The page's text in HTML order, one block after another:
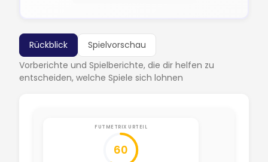
Rückblick
Spielvorschau
Vorberichte und Spielberichte, die dir helfen zu
entscheiden, welche Spiele sich lohnen
FUTMETRIX URTEIL
60